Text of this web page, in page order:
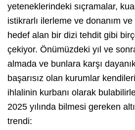
yeteneklerindeki sıçramalar,
istikrarlı ilerleme ve donanım ve
hedef alan bir dizi tehdit gibi
çekiyor. Önümüzdeki yıl ve
almada ve bunlara karşı
başarısız olan kurumlar
ihlalinin kurbanı olarak
2025 yılında bilmesi gereken
trendi: